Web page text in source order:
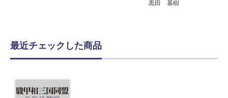
黒田 基樹
最近チェックした商品